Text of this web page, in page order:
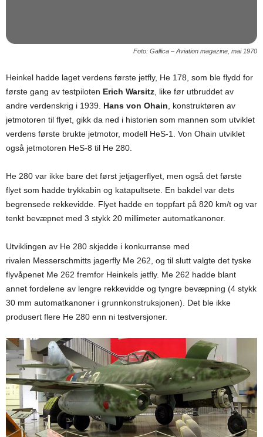
Foto: Gallica – Aviation magazine, mai 1970
Heinkel hadde laget verdens første jetfly, He 178, som ble flydd for
første gang av testpiloten Erich Warsitz , like før utbruddet av
andre verdenskrig i 1939. Hans von Ohain , konstruktøren av
jetmotoren til flyet, gikk da ned i historien som mannen som utviklet
verdens første brukte jetmotor, modell HeS-1. Von Ohain utviklet
også jetmotoren HeS-8 til He 280.
He 280 var ikke bare det først jetjagerflyet, men også det første
flyet som hadde trykkabin og katapultsete. En bakdel var dets
begrensede rekkevidde. Flyet hadde en toppfart på 820 km/t og var
tenkt bevæpnet med 3 stykk 20 millimeter automatkanoner.
Utviklingen av He 280 skjedde i konkurranse med
rivalen Messerschmitts jagerfly Me 262, og til slutt valgte det tyske
flyvåpenet Me 262 fremfor Heinkels jetfly. Me 262 hadde blant
annet fordelene av lengre rekkevidde og tyngre bevæpning (4 stykk
30 mm automatkanoner i grunnkonstruksjonen). Det ble ikke
produsert flere He 280 enn ni testversjoner.